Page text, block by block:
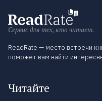
Сервис для тех, кто читает.
ReadRate — место встречи
поможет вам найти
Читайте